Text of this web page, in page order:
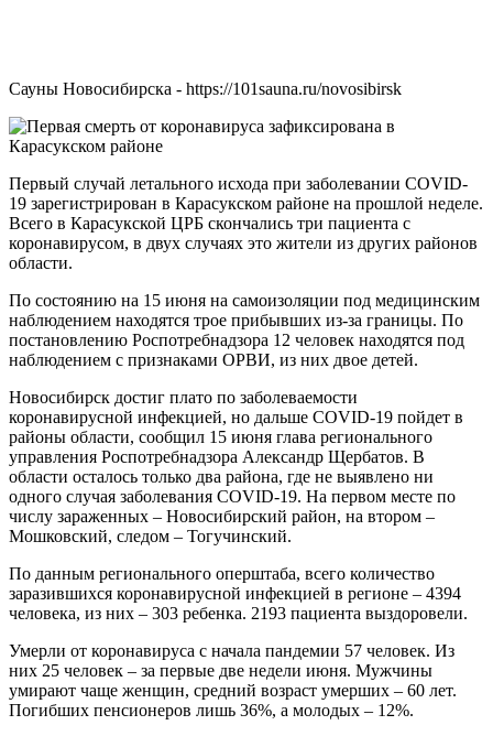
Сауны Новосибирска - https://101sauna.ru/novosibirsk
Первый случай летального исхода при заболевании COVID-
19 зарегистрирован в Карасукском районе на прошлой неделе.
Всего в Карасукской ЦРБ скончались три пациента с
коронавирусом, в двух случаях это жители из других районов
области.
По состоянию на 15 июня на самоизоляции под медицинским
наблюдением находятся трое прибывших из-за границы. По
постановлению Роспотребнадзора 12 человек находятся под
наблюдением с признаками ОРВИ, из них двое детей.
Новосибирск достиг плато по заболеваемости
коронавирусной инфекцией, но дальше COVID-19 пойдет в
районы области, сообщил 15 июня глава регионального
управления Роспотребнадзора Александр Щербатов. В
области осталось только два района, где не выявлено ни
одного случая заболевания COVID-19. На первом месте по
числу зараженных – Новосибирский район, на втором –
Мошковский, следом – Тогучинский.
По данным регионального оперштаба, всего количество
заразившихся коронавирусной инфекцией в регионе – 4394
человека, из них – 303 ребенка. 2193 пациента выздоровели.
Умерли от коронавируса с начала пандемии 57 человек. Из
них 25 человек – за первые две недели июня. Мужчины
умирают чаще женщин, средний возраст умерших – 60 лет.
Погибших пенсионеров лишь 36%, а молодых – 12%.